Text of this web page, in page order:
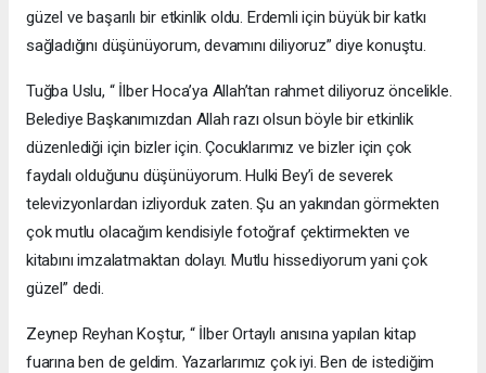
güzel ve başarılı bir etkinlik oldu. Erdemli için büyük bir katkı
sağladığını düşünüyorum, devamını diliyoruz” diye konuştu.
Tuğba Uslu, “ İlber Hoca’ya Allah’tan rahmet diliyoruz öncelikle.
Belediye Başkanımızdan Allah razı olsun böyle bir etkinlik
düzenlediği için bizler için. Çocuklarımız ve bizler için çok
faydalı olduğunu düşünüyorum. Hulki Bey’i de severek
televizyonlardan izliyorduk zaten. Şu an yakından görmekten
çok mutlu olacağım kendisiyle fotoğraf çektirmekten ve
kitabını imzalatmaktan dolayı. Mutlu hissediyorum yani çok
güzel” dedi.
Zeynep Reyhan Koştur, “ İlber Ortaylı anısına yapılan kitap
fuarına ben de geldim. Yazarlarımız çok iyi. Ben de istediğim